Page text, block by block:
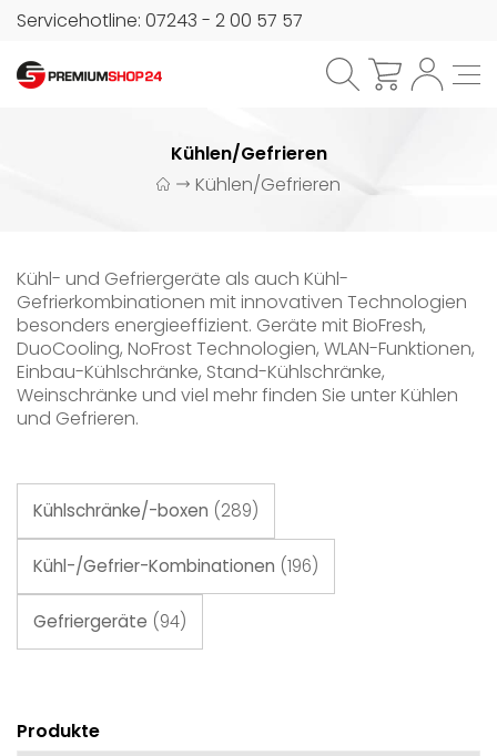
Servicehotline: 07243 - 2 00 57 57
Kühlen/Gefrieren
Kühlen/Gefrieren
Kühl- und Gefriergeräte als auch Kühl-
Gefrierkombinationen mit innovativen Technologien
besonders energieeffizient. Geräte mit BioFresh,
DuoCooling, NoFrost Technologien, WLAN-Funktionen,
Einbau-Kühlschränke, Stand-Kühlschränke,
Weinschränke und viel mehr finden Sie unter Kühlen
und Gefrieren.
Kühlschränke/-boxen (289)
Kühl-/Gefrier-Kombinationen (196)
Gefriergeräte (94)
Produkte